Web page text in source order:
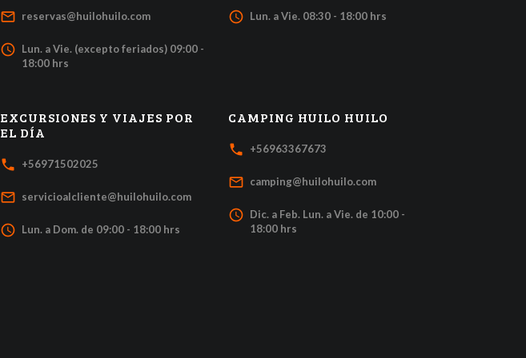
mail_outline reservas@huilohuilo.com
access_time Lun. a Vie. (excepto feriados) 09:00 -
18:00 hrs
access_time Lun. a Vie. 08:30 - 18:00 hrs
EXCURSIONES Y VIAJES POR
EL DÍA
local_phone +56971502025
mail_outline servicioalcliente@huilohuilo.com
access_time Lun. a Dom. de 09:00 - 18:00 hrs
CAMPING HUILO HUILO
local_phone +56963367673
mail_outline camping@huilohuilo.com
access_time Dic. a Feb. Lun. a Vie. de 10:00 -
18:00 hrs